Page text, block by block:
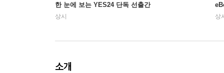
한 눈에 보는 YES24 단독 선출간
상시 상
소개